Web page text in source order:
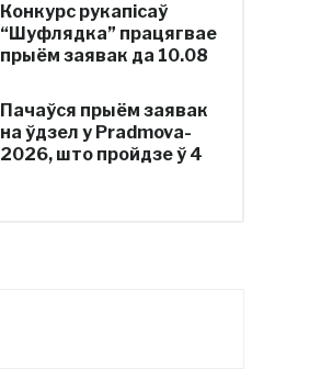
Конкурс рукапісаў
“Шуфлядка” працягвае
прыём заявак да 10.08
Пачаўся прыём заявак
на ўдзел у Pradmova-
2026, што пройдзе ў 4